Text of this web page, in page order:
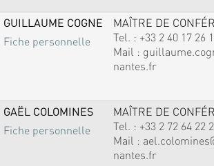
GUILLAUME COGNE
Fiche personnelle
MAÎTRE DE
Tel. : +33 2 40 17 26
Mail :
nantes.fr
GAËL COLOMINES
Fiche personnelle
MAÎTRE DE
Tel. : +33 2 72 64 22
Mail :
nantes.fr